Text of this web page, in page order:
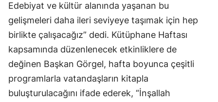
Edebiyat ve kültür alanında yaşanan bu
gelişmeleri daha ileri seviyeye taşımak için hep
birlikte çalışacağız” dedi. Kütüphane Haftası
kapsamında düzenlenecek etkinliklere de
değinen Başkan Görgel, hafta boyunca çeşitli
programlarla vatandaşların kitapla
buluşturulacağını ifade ederek, “İnşallah